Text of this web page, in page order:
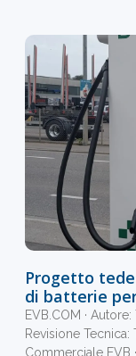
Progetto
di batterie
EVB.COM ·
Revisione
Commerciale EVB